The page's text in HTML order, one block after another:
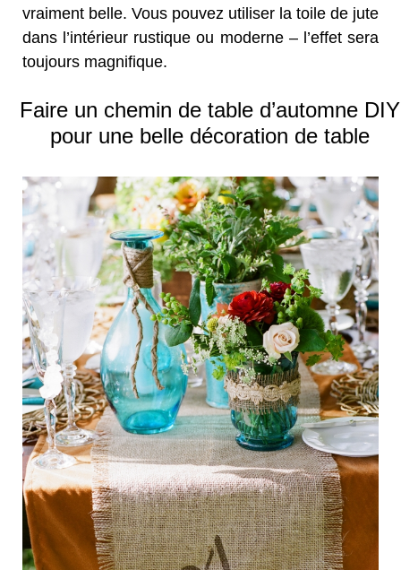
vraiment belle. Vous pouvez utiliser la toile de jute
dans l’intérieur rustique ou moderne – l’effet sera
toujours magnifique.
Faire un chemin de table d’automne DIY
pour une belle décoration de table